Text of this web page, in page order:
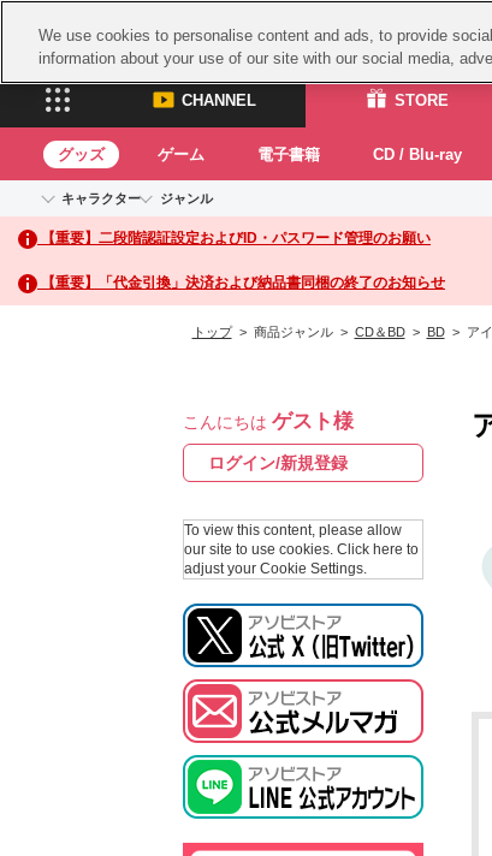
CHANNEL STORE
CHANNEL
ASOBI CHANNEL TOP
ASOBI
グッズ
CD / Blu-
グッズ ゲーム 電子書籍 CD / Blu-ray
キャラクター
アイドルマスターシリーズ
アイドルマスター
アイドルマスター シンデレラガールズ
アイドルマスター ミリオンライブ！
プロジェクトアイマス ヴイアライヴ
テイルズ オブ シリーズ
ジャンル
イベントグッズ
トイ・ホビー
【重要】二段階認証設定およびID・パスワード管理のお願い
【重要】「代金引換」決済および納品書同梱の終了のお知らせ
トップ> 商品ジャンル > CD＆BD> BD> アイ
こんにちは ゲスト様
ログイン/新規登録
To view this content, please allow
our site to use cookies. Click here to
adjust your Cookie Settings.
We use cookies to personalise content and ads, to provide
information about your use of our site with our social media,